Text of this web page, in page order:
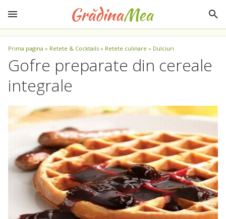
Prima pagina » Retete & Cocktails » Retete culinare » Dulciuri
Gofre preparate din cereale
integrale